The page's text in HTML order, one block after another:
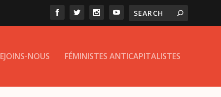
NOUS FÉMINISTES ANTICAPITALISTES